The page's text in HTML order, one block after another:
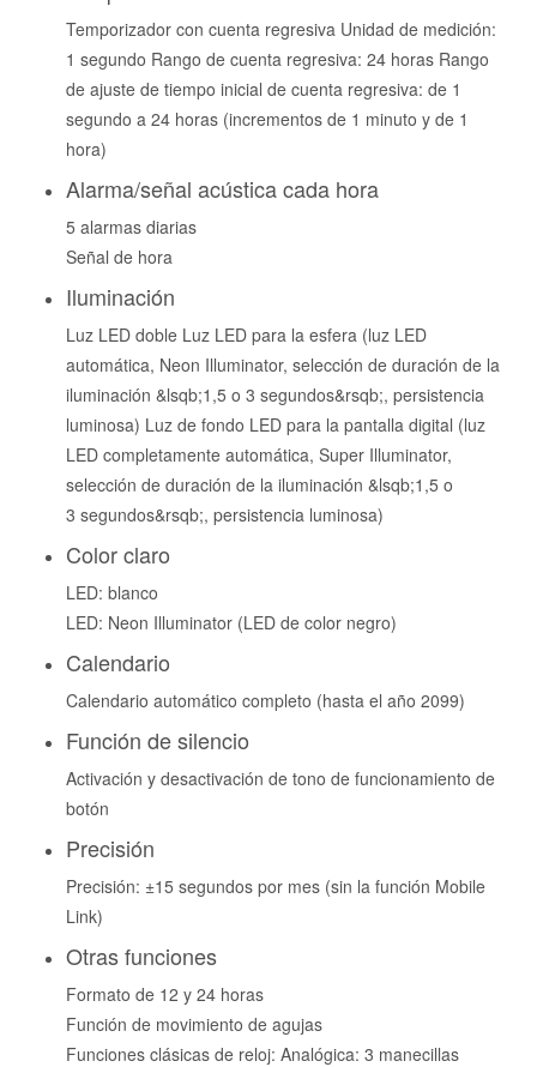
Temporizador con cuenta regresiva Unidad de medición:
1 segundo Rango de cuenta regresiva: 24 horas Rango
de ajuste de tiempo inicial de cuenta regresiva: de 1
segundo a 24 horas (incrementos de 1 minuto y de 1
hora)
Alarma/señal acústica cada hora
5 alarmas diarias
Señal de hora
Iluminación
Luz LED doble Luz LED para la esfera (luz LED
automática, Neon Illuminator, selección de duración de la
iluminación &lsqb;1,5 o 3 segundos&rsqb;, persistencia
luminosa) Luz de fondo LED para la pantalla digital (luz
LED completamente automática, Super Illuminator,
selección de duración de la iluminación &lsqb;1,5 o
3 segundos&rsqb;, persistencia luminosa)
Color claro
LED: blanco
LED: Neon Illuminator (LED de color negro)
Calendario
Calendario automático completo (hasta el año 2099)
Función de silencio
Activación y desactivación de tono de funcionamiento de
botón
Precisión
Precisión: ±15 segundos por mes (sin la función Mobile
Link)
Otras funciones
Formato de 12 y 24 horas
Función de movimiento de agujas
Funciones clásicas de reloj: Analógica: 3 manecillas